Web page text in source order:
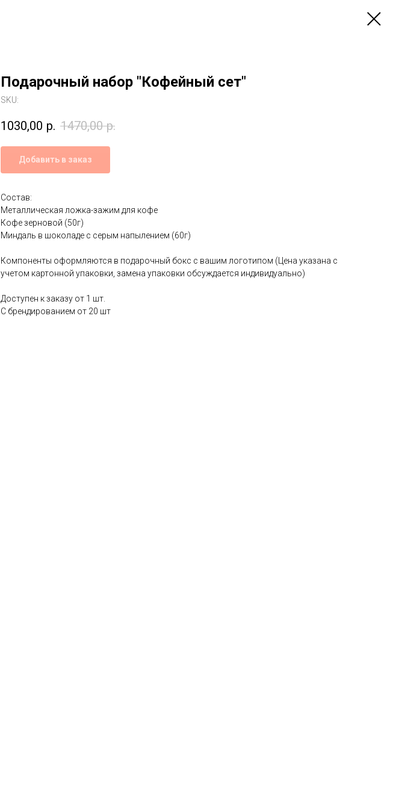
Подарочный набор "Кофейный сет"
SKU:
1030,00 р. 1470,00 р.
Добавить в заказ
Состав:
Металлическая ложка-зажим для кофе
Кофе зерновой (50г)
Миндаль в шоколаде с серым напылением (60г)
Компоненты оформляются в подарочный бокс с вашим логотипом (Цена указана с
учетом картонной упаковки, замена упаковки обсуждается индивидуально)
Доступен к заказу от 1 шт.
С брендированием от 20 шт